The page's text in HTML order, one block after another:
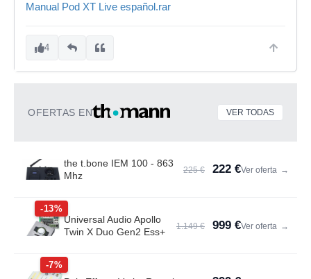
Manual Pod XT Live español.rar
4
OFERTAS EN VER TODAS
the t.bone IEM 100 - 863
Mhz
225 € 222 €Ver oferta →
-13%
Universal Audio Apollo
Twin X Duo Gen2 Ess+
1.149 € 999 €Ver oferta →
-7%